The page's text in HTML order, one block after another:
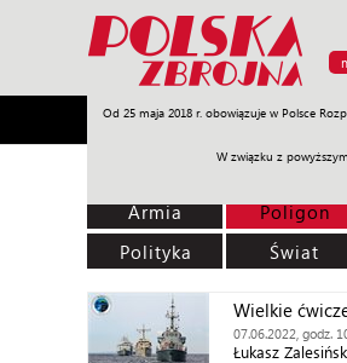
Od 25 maja 2018 r. obowiązuje w Polsce
W związku z
Armia Poligon Sprzęt
Armia Poligon
Polityka
Świat
Wielkie
07.06.2022, godz.
Łukasz